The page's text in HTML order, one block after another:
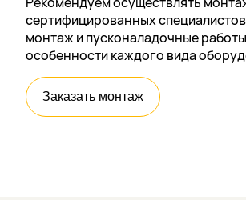
сертифицированных
монтаж и пусконаладочные
особенности каждого вида
Заказать монтаж